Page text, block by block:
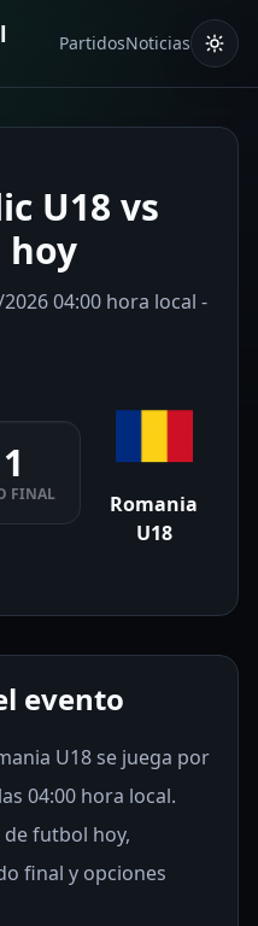
PartidosNoticias
U18 vs
hoy
04:00 hora local -
FINAL
Romania
U18
evento
U18 se juega por
04:00 hora local.
futbol hoy,
final y opciones